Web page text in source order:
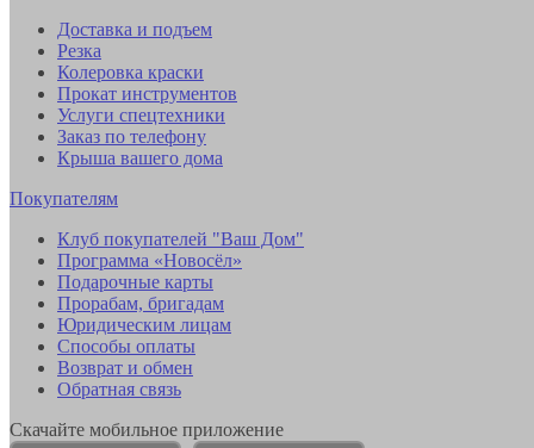
Доставка и подъем
Резка
Колеровка краски
Прокат инструментов
Услуги спецтехники
Заказ по телефону
Крыша вашего дома
Покупателям
Клуб покупателей "Ваш Дом"
Программа «Новосёл»
Подарочные карты
Прорабам, бригадам
Юридическим лицам
Способы оплаты
Возврат и обмен
Обратная связь
Скачайте мобильное приложение